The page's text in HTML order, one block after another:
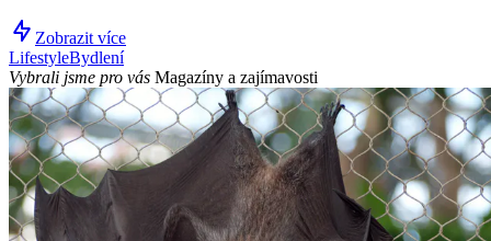
Zobrazit více
LifestyleBydlení
Vybrali jsme pro vás Magazíny a zajímavosti